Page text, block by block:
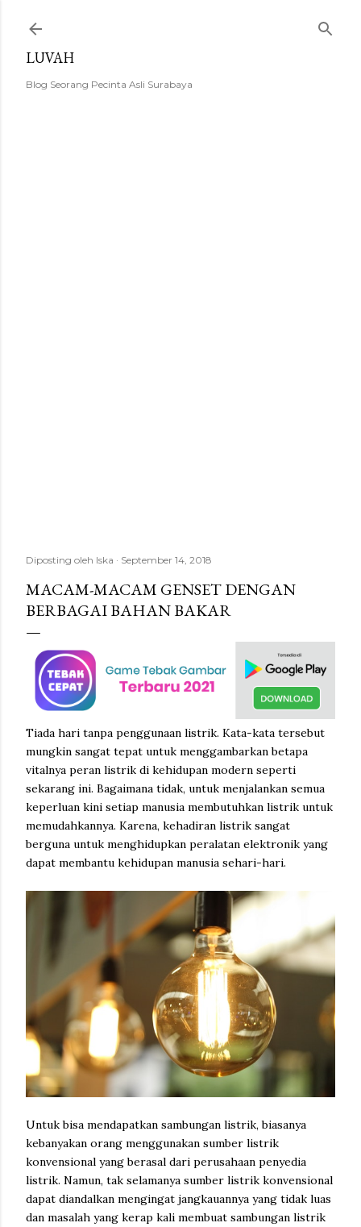
LUVAH
Blog Seorang Pecinta Asli Surabaya
Diposting oleh Iska September 14, 2018
MACAM-MACAM GENSET DENGAN
BERBAGAI BAHAN BAKAR
Tiada hari tanpa penggunaan listrik. Kata-kata tersebut
mungkin sangat tepat untuk menggambarkan betapa
vitalnya peran listrik di kehidupan modern seperti
sekarang ini. Bagaimana tidak, untuk menjalankan semua
keperluan kini setiap manusia membutuhkan listrik untuk
memudahkannya. Karena, kehadiran listrik sangat
berguna untuk menghidupkan peralatan elektronik yang
dapat membantu kehidupan manusia sehari-hari.
Untuk bisa mendapatkan sambungan listrik, biasanya
kebanyakan orang menggunakan sumber listrik
konvensional yang berasal dari perusahaan penyedia
listrik. Namun, tak selamanya sumber listrik konvensional
dapat diandalkan mengingat jangkauannya yang tidak luas
dan masalah yang kerap kali membuat sambungan listrik